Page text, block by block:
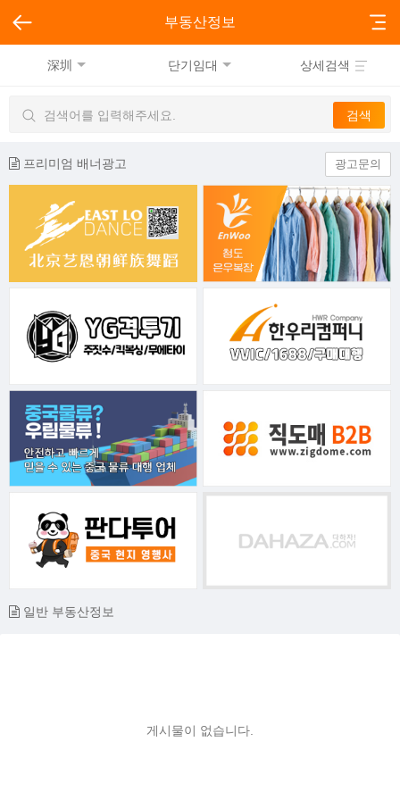
부동산정보
深圳 단기임대 상세검색
프리미엄 배너광고 광고문의
일반 부동산정보
게시물이 없습니다.